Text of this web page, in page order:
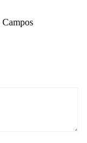
Campos